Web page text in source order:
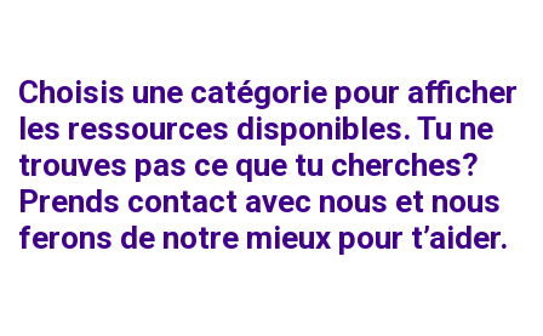
Choisis une catégorie pour afficher
les ressources disponibles. Tu ne
trouves pas ce que tu cherches?
Prends contact avec nous et nous
ferons de notre mieux pour t’aider.